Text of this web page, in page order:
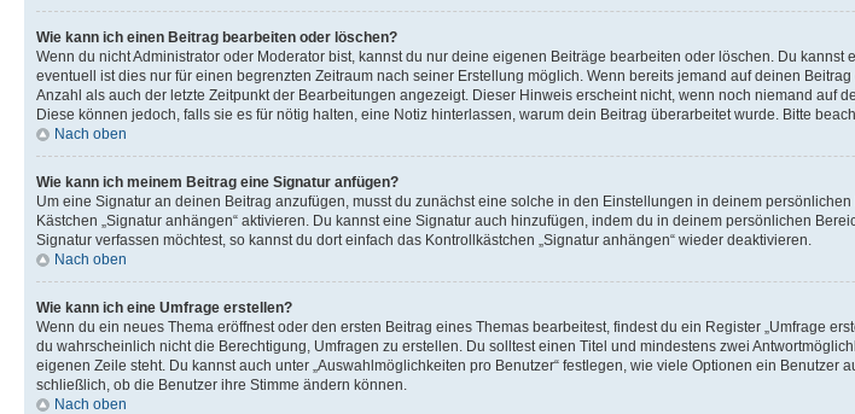
Wie kann ich einen Beitrag bearbeiten oder löschen?
Wenn du nicht Administrator oder Moderator bist, kannst du nur deine eigenen Beiträge bearbeiten oder löschen. Du
eventuell ist dies nur für einen begrenzten Zeitraum nach seiner Erstellung möglich. Wenn bereits jemand auf deinen
Anzahl als auch der letzte Zeitpunkt der Bearbeitungen angezeigt. Dieser Hinweis erscheint nicht, wenn noch niemand
Diese können jedoch, falls sie es für nötig halten, eine Notiz hinterlassen, warum dein Beitrag überarbeitet wurde. Bitte
Nach oben
Wie kann ich meinem Beitrag eine Signatur anfügen?
Um eine Signatur an deinen Beitrag anzufügen, musst du zunächst eine solche in den Einstellungen in deinem
Kästchen „Signatur anhängen“ aktivieren. Du kannst eine Signatur auch hinzufügen, indem du in deinem persönlichen
Signatur verfassen möchtest, so kannst du dort einfach das Kontrollkästchen „Signatur anhängen“ wieder deaktivieren.
Nach oben
Wie kann ich eine Umfrage erstellen?
Wenn du ein neues Thema eröffnest oder den ersten Beitrag eines Themas bearbeitest, findest du ein Register „Umfrage
du wahrscheinlich nicht die Berechtigung, Umfragen zu erstellen. Du solltest einen Titel und mindestens zwei
eigenen Zeile steht. Du kannst auch unter „Auswahlmöglichkeiten pro Benutzer“ festlegen, wie viele Optionen ein
schließlich, ob die Benutzer ihre Stimme ändern können.
Nach oben